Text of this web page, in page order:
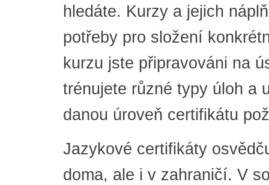
hledáte. Kurzy a jejich
potřeby pro složení
kurzu jste připravováni na
trénujete různé typy úloh a
danou úroveň certifikátu
Jazykové certifikáty
doma, ale i v zahraničí. V